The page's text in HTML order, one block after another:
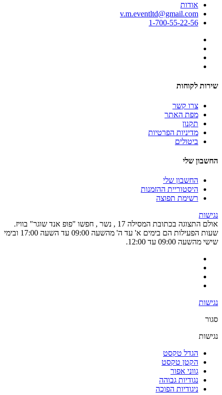
אודות
v.m.eventltd@gmail.com
1-700-55-22-56
שירות לקוחות
צרו קשר
מפת האתר
תקנון
מדיניות הפרטיות
ביטולים
החשבון שלי
החשבון שלי
היסטוריית ההזמנות
רשימת תפוצה
נגישות
אולם התצוגה בכתובת המסילה 17 , נשר , חפשו "פופ אנד שוגר" בוויז.
שעות הפעילות הם בימים א' עד ה' מהשעה 09:00 עד השעה 17:00 ובימי
שישי מהשעה 09:00 עד 12:00.
נגישות
סגור
נגישות
הגדל טקסט
הקטן טקסט
גווני אפור
נגודיות גבוהה
ניגודיות הפוכה